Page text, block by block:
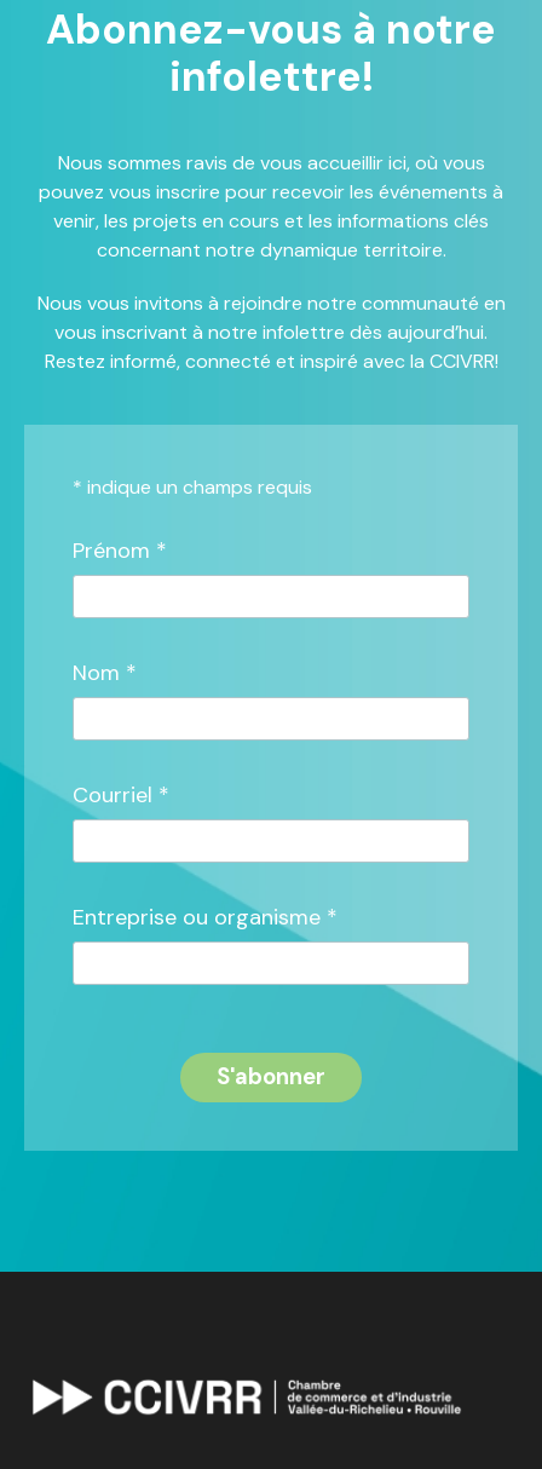
Abonnez-vous à notre
infolettre!
Nous sommes ravis de vous accueillir ici, où vous
pouvez vous inscrire pour recevoir les événements à
venir, les projets en cours et les informations clés
concernant notre dynamique territoire.
Nous vous invitons à rejoindre notre communauté en
vous inscrivant à notre infolettre dès aujourd’hui.
Restez informé, connecté et inspiré avec la CCIVRR!
* indique un champs requis
Prénom *
Nom *
Courriel *
Entreprise ou organisme *